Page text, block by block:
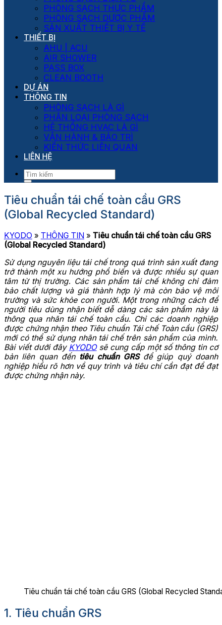
PHÒNG SẠCH THỰC PHẨM
PHÒNG SẠCH DƯỢC PHẨM
SẢN XUẤT THIẾT BỊ Y TẾ
THIẾT BỊ
AHU | ACU
AIR SHOWER
PASS BOX
CLEAN BOOTH
DỰ ÁN
THÔNG TIN
PHÒNG SẠCH LÀ GÌ
PHÂN LOẠI PHÒNG SẠCH
HỆ THỐNG HVAC LÀ GÌ
VẬN HÀNH & BẢO TRÌ
KIẾN THỨC LIÊN QUAN
LIÊN HỆ
Tiêu chuẩn tái chế toàn cầu GRS
(Global Recycled Standard)
KYODO » THÔNG TIN » Tiêu chuẩn tái chế toàn cầu GRS
(Global Recycled Standard)
Sử dụng nguyên liệu tái chế trong quá trình sản xuất đang
trở thành một xu hướng phổ biến và được nhiều sự quan
tâm từ thị trường. Các sản phẩm tái chế không chỉ đảm
bảo chất lượng và giá thành hợp lý mà còn bảo vệ môi
trường và sức khỏe con người. Một trong những cách để
người tiêu dùng nhận biết dễ dàng các sản phẩm này là
thông qua nhãn tái chế toàn cầu. Chỉ các doanh nghiệp
được chứng nhận theo Tiêu chuẩn Tái chế Toàn cầu (GRS)
mới có thể sử dụng nhãn tái chế trên sản phẩm của mình.
Bài viết dưới đây KYODOsẽ cung cấp một số thông tin cơ
bản liên quan đến tiêu chuẩn GRSđể giúp quý doanh
nghiệp hiểu rõ hơn về quy trình và tiêu chí cần đạt để đạt
được chứng nhận này.
Tiêu chuẩn tái chế toàn cầu GRS (Global Recycled
1. Tiêu chuẩn GRS